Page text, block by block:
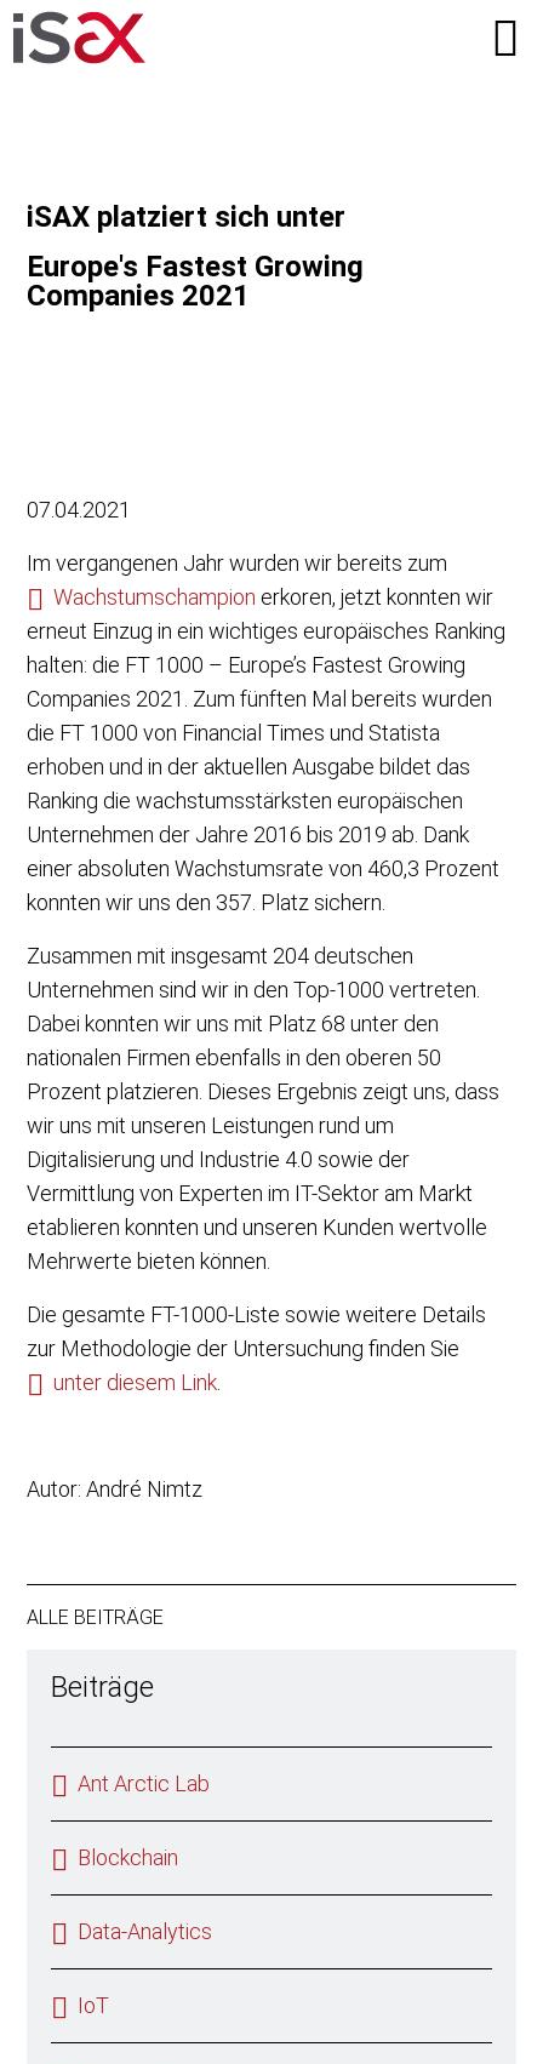
iSAX platziert sich unter
Europe's Fastest Growing
Companies 2021
07.04.2021
Im vergangenen Jahr wurden wir bereits zum
Wachstumschampion erkoren, jetzt konnten wir
erneut Einzug in ein wichtiges europäisches Ranking
halten: die FT 1000 – Europe’s Fastest Growing
Companies 2021. Zum fünften Mal bereits wurden
die FT 1000 von Financial Times und Statista
erhoben und in der aktuellen Ausgabe bildet das
Ranking die wachstumsstärksten europäischen
Unternehmen der Jahre 2016 bis 2019 ab. Dank
einer absoluten Wachstumsrate von 460,3 Prozent
konnten wir uns den 357. Platz sichern.
Zusammen mit insgesamt 204 deutschen
Unternehmen sind wir in den Top-1000 vertreten.
Dabei konnten wir uns mit Platz 68 unter den
nationalen Firmen ebenfalls in den oberen 50
Prozent platzieren. Dieses Ergebnis zeigt uns, dass
wir uns mit unseren Leistungen rund um
Digitalisierung und Industrie 4.0 sowie der
Vermittlung von Experten im IT-Sektor am Markt
etablieren konnten und unseren Kunden wertvolle
Mehrwerte bieten können.
Die gesamte FT-1000-Liste sowie weitere Details
zur Methodologie der Untersuchung finden Sie
unter diesem Link
Autor: André Nimtz
ALLE BEITRÄGE
Beiträge
Ant Arctic Lab
Blockchain
Data-Analytics
IoT